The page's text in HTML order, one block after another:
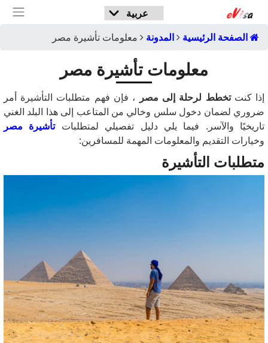
الصفحة الرئيسية المدونة معلومات تأشيرة مصر
معلومات تأشيرة مصر
إذا كنتتخطط لرحلة إلى مصر ، فإن فهم متطلبات التأشيرة أمر
ضروري لضمان دخول سلس وخالي من المتاعب إلى هذا البلد الغني
تاريخيًا والآسر. فيما يلي دليل تفصيلي لمتطلباتتأشيرة مصر
وخيارات التقديم والمعلومات المهمة للمسافرين:
متطلبات التأشيرة